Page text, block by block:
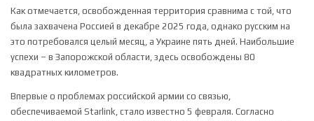
Как отмечается, освобожденная территория сравнима с той, что
была захвачена Россией в декабре 2025 года, однако русским на
это потребовался целый месяц, а Украине пять дней. Наибольшие
успехи – в Запорожской области, здесь освобождены 80
квадратных километров.
Впервые о проблемах российской армии со связью,
обеспечиваемой Starlink, стало известно 5 февраля. Согласно